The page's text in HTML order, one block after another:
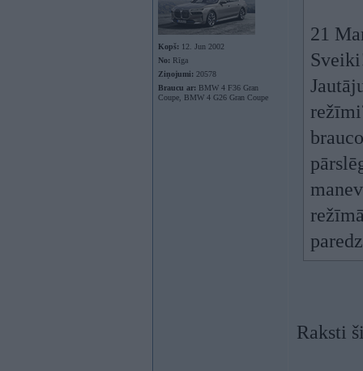
Kopš: 12. Jun 2002
No: Rīga
Ziņojumi: 20578
Braucu ar: BMW 4 F36 Gran
Coupe, BMW 4 G26 Gran Coupe
21
Raksti